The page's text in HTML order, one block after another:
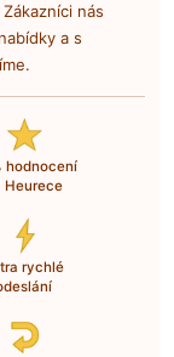
Zákazníci nás
a s
hodnocení
Heurece
rychlé